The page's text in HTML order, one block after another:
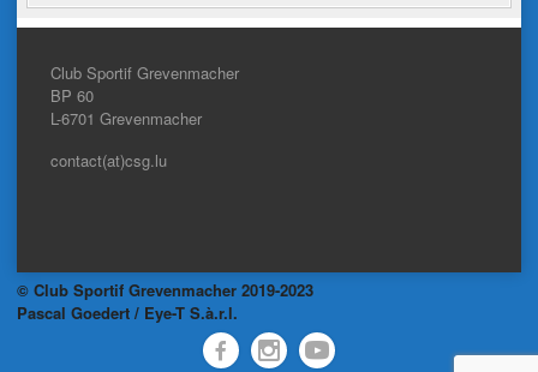
Club Sportif Grevenmacher
BP 60
L-6701 Grevenmacher
contact(at)csg.lu
© Club Sportif Grevenmacher 2019-2023
Pascal Goedert / Eye-T S.à.r.l.